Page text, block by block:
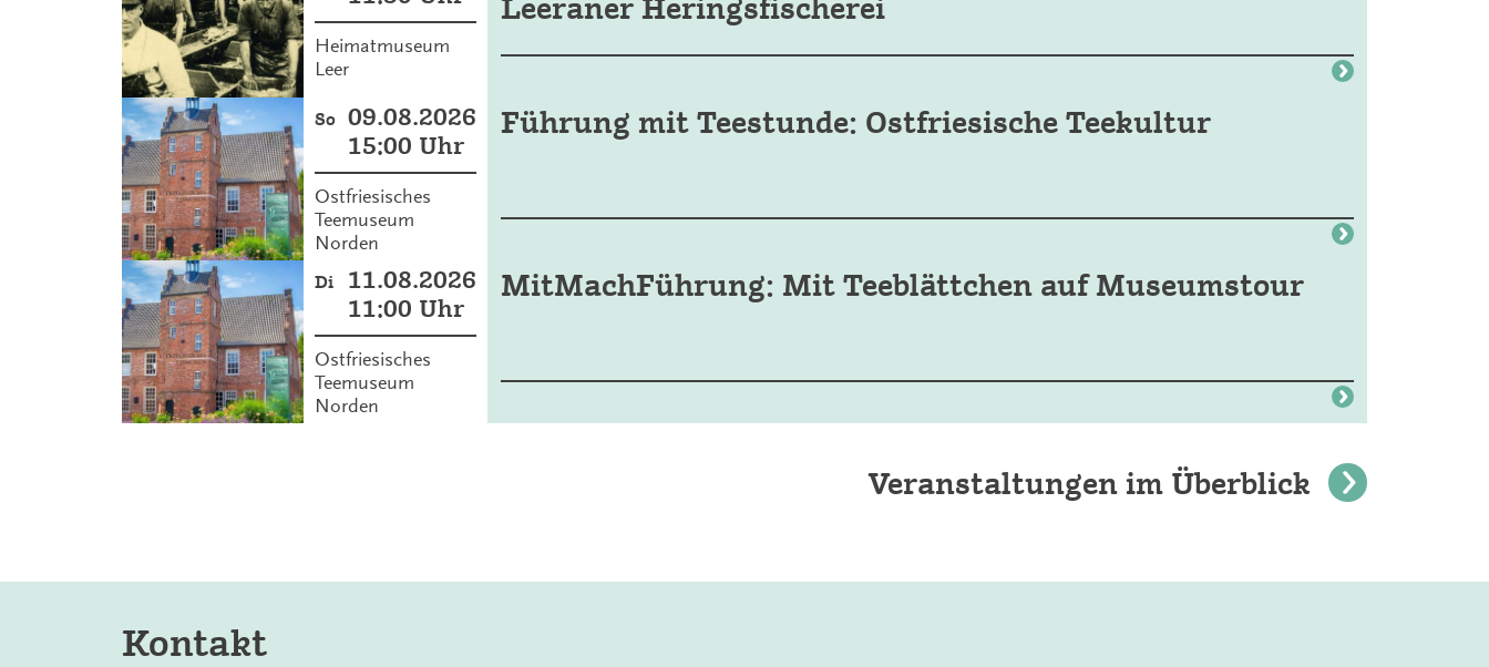
Heimatmuseum
Leer
Leeraner Heringsfischerei
So 09.08.2026
15:00 Uhr
Ostfriesisches
Teemuseum
Norden
Führung mit Teestunde: Ostfriesische Teekultur
Di
11.08.2026
11:00 Uhr
Ostfriesisches
Teemuseum
Norden
MitMachFührung: Mit Teeblättchen auf Museumstour
Veranstaltungen im Überblick
Kontakt